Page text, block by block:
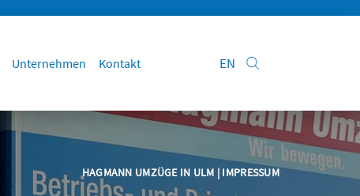
EN
Unternehmen Kontakt
HAGMANN UMZÜGE IN ULM | IMPRESSUM